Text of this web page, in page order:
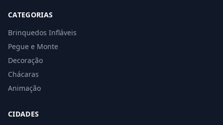
CATEGORIAS
Brinquedos Infláveis
Pegue e Monte
Decoração
Chácaras
Animação
CIDADES